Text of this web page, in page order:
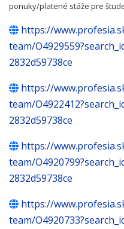
ponuky/platené stáže pre
https://
team/
2832d59738ce
https://
team/
2832d59738ce
https://
team/
2832d59738ce
https://
team/